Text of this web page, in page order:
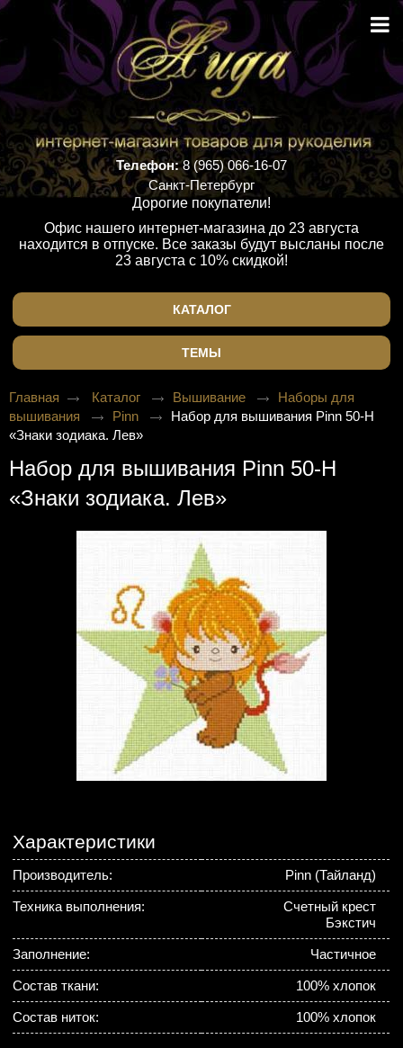
Телефон:8 (965) 066-16-07
Санкт-Петербург
Дорогие покупатели!
Офис нашего интернет-магазина до 23 августа
находится в отпуске. Все заказы будут высланы после
23 августа с 10% скидкой!
КАТАЛОГ
ТЕМЫ
Главная Каталог Вышивание
Наборы для
вышивания
Pinn
Набор для вышивания Pinn 50-H
«Знаки зодиака. Лев»
Набор для вышивания Pinn 50-H
«Знаки зодиака. Лев»
Характеристики
Производитель: Pinn (Тайланд)
Техника выполнения:
Счетный крест
Бэкстич
Заполнение: Частичное
Состав ткани: 100% хлопок
Состав ниток: 100% хлопок